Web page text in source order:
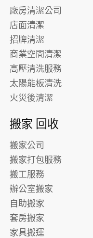
廠房清潔公司
店面清潔
招牌清潔
商業空間清潔
高壓清洗服務
太陽能板清洗
火災後清潔
搬家 回收
搬家公司
搬家打包服務
搬工服務
辦公室搬家
自助搬家
套房搬家
家具搬運